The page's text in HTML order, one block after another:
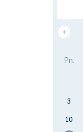
Pn.
3
10